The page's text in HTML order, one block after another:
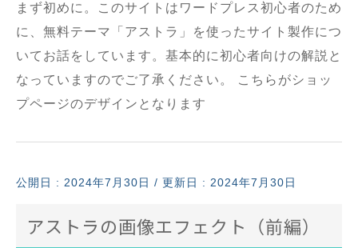
まず初めに。このサイトはワードプレス初心者のため
に、無料テーマ「アストラ」を使ったサイト製作につ
いてお話をしています。基本的に初心者向けの解説と
なっていますのでご了承ください。 こちらがショッ
プページのデザインとなります
公開日 : 2024年7月30日 / 更新日 : 2024年7月30日
アストラの画像エフェクト（前編）